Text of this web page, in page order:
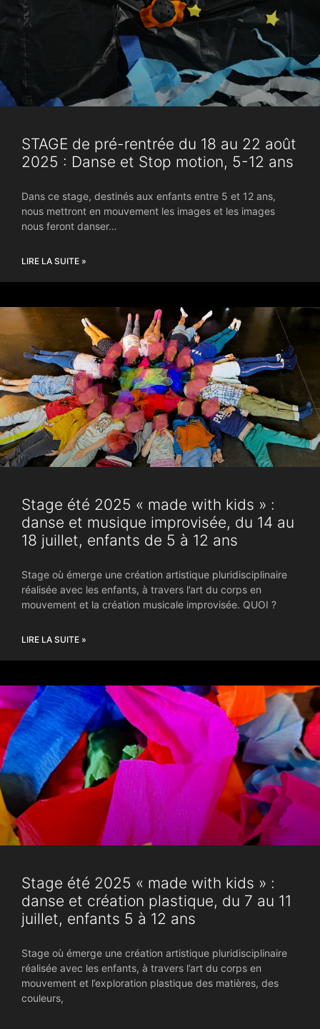
STAGE de pré-rentrée du 18 au 22 août
2025 : Danse et Stop motion, 5-12 ans
Dans ce stage, destinés aux enfants entre 5 et 12 ans,
nous mettront en mouvement les images et les images
nous feront danser…
LIRE LA SUITE »
Stage été 2025 « made with kids » :
danse et musique improvisée, du 14 au
18 juillet, enfants de 5 à 12 ans
Stage où émerge une création artistique pluridisciplinaire
réalisée avec les enfants, à travers l’art du corps en
mouvement et la création musicale improvisée. QUOI ?
LIRE LA SUITE »
Stage été 2025 « made with kids » :
danse et création plastique, du 7 au 11
juillet, enfants 5 à 12 ans
Stage où émerge une création artistique pluridisciplinaire
réalisée avec les enfants, à travers l’art du corps en
mouvement et l’exploration plastique des matières, des
couleurs,